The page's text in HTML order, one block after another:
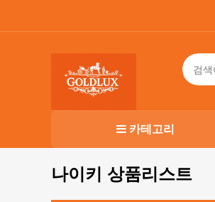
카테고리
나이키 상품리스트